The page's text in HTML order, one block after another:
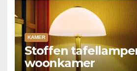
KAMER
Stoffen
woonkamer